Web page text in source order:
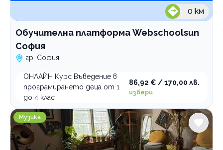
0 км
Обучителна платформа Webschoolsun
София
гр. София
ОНЛАЙН Курс Въведение в
програмирането деца от 1
до 4 клас
86,92 € / 170,00 лв.
избери
ViPart School школа по изкуства
Музика